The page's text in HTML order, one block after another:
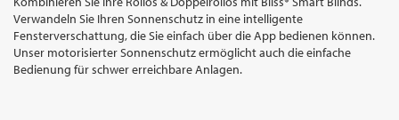
Verwandeln Sie Ihren Sonnenschutz in eine intelligente
Fensterverschattung, die Sie einfach über die App bedienen können.
Unser motorisierter Sonnenschutz ermöglicht auch die einfache
Bedienung für schwer erreichbare Anlagen.